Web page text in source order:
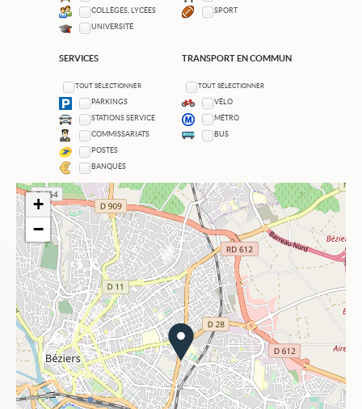
COLLÈGES, LYCÉES
UNIVERSITÉ
SPORT
SERVICES
TOUT SÉLECTIONNER
PARKINGS
STATIONS SERVICE
COMMISSARIATS
POSTES
BANQUES
TRANSPORT EN COMMUN
TOUT SÉLECTIONNER
VÉLO
MÉTRO
BUS
+
−